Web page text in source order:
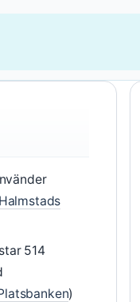
Halmstads
514
)